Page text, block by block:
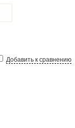
Добавить к сравнению